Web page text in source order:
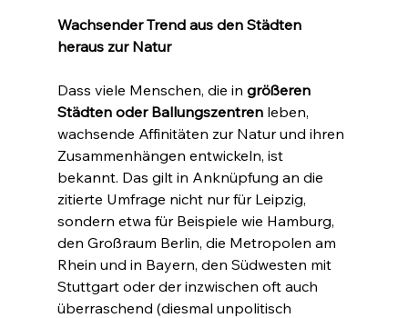
Wachsender Trend aus den Städten
heraus zur Natur
Dass viele Menschen, die in größeren
Städten oder Ballungszentren leben,
wachsende Affinitäten zur Natur und ihren
Zusammenhängen entwickeln, ist
bekannt. Das gilt in Anknüpfung an die
zitierte Umfrage nicht nur für Leipzig,
sondern etwa für Beispiele wie Hamburg,
den Großraum Berlin, die Metropolen am
Rhein und in Bayern, den Südwesten mit
Stuttgart oder der inzwischen oft auch
überraschend (diesmal unpolitisch